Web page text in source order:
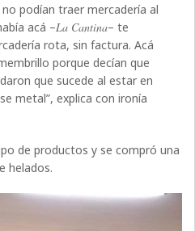
podían traer mercadería al
acá –La Cantina– te
rota, sin factura. Acá
porque decían que
que sucede al estar en
metal”, explica con ironía
de productos y se compró una
helados.